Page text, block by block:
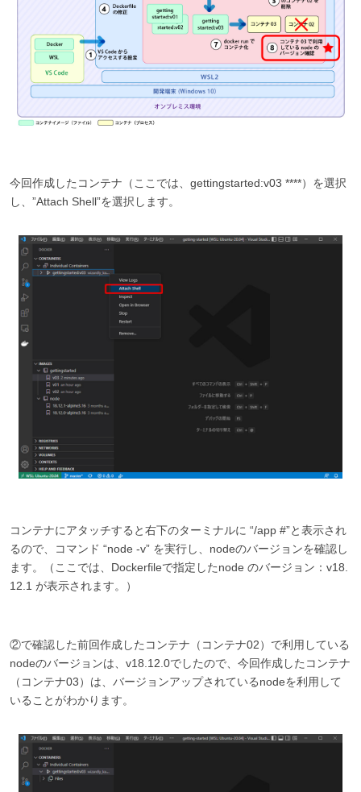
今回作成したコンテナ（ここでは、gettingstarted:v03 ****）を選択
し、”Attach Shell”を選択します。
コンテナにアタッチすると右下のターミナルに “/app #”と表示され
るので、コマンド “node -v” を実行し、nodeのバージョンを確認し
ます。（ここでは、Dockerfileで指定したnode のバージョン：v18.
12.1 が表示されます。）
②で確認した前回作成したコンテナ（コンテナ02）で利用している
nodeのバージョンは、v18.12.0でしたので、今回作成したコンテナ
（コンテナ03）は、バージョンアップされているnodeを利用して
いることがわかります。